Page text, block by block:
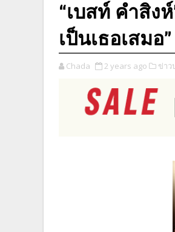
“เบสท์ คำสิง
เป็นเธอเสม
Chada 2 years ago ข่าว